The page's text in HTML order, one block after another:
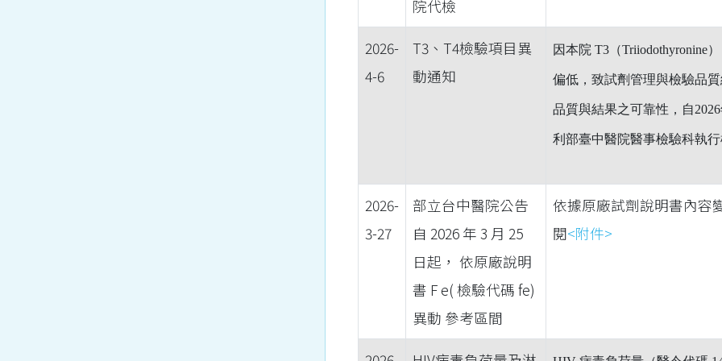
院代檢
2026-
4-6
T3、T4檢驗項目異
動通知
因本院 T3 （Triiodothyronine）
偏低，致試劑管理與檢驗品
品質與結果之可靠性，自2026
利部臺中醫院醫事檢驗科執
2026-
3-27
部立台中醫院公告
自 2026 年 3 月 25
日起， 依原廠說明
書 F e( 檢驗代碼 fe)
異動 參考區間
依據原廠試劑說明書內容
閱<附件>